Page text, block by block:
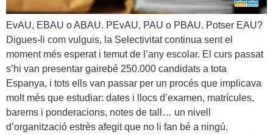
EvAU, EBAU o ABAU. PEvAU, PAU o PBAU. Potser EAU?
Digues-li com vulguis, la Selectivitat continua sent el
moment més esperat i temut de l’any escolar. El curs passat
s’hi van presentar gairebé 250.000 candidats a tota
Espanya, i tots ells van passar per un procés que implicava
molt més que estudiar: dates i llocs d’examen, matrícules,
barems i ponderacions, notes de tall… un nivell
d’organització estrès afegit que no li fan bé a ningú.